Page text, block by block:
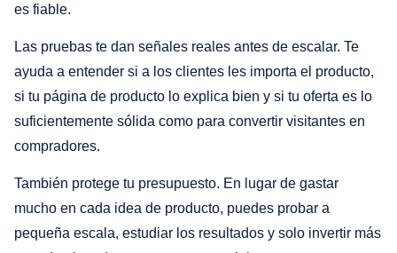
es fiable.
Las pruebas te dan señales reales antes de escalar. Te
ayuda a entender si a los clientes les importa el producto,
si tu página de producto lo explica bien y si tu oferta es lo
suficientemente sólida como para convertir visitantes en
compradores.
También protege tu presupuesto. En lugar de gastar
mucho en cada idea de producto, puedes probar a
pequeña escala, estudiar los resultados y solo invertir más